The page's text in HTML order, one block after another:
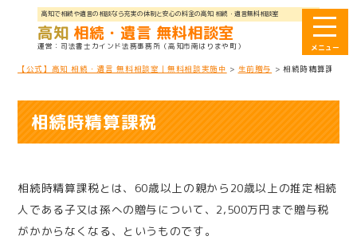
高知で相続や遺言の相談なら充実の体制と安心の料金の高知 相続・遺言無料相談室
高知 相続・遺言 無料相談室
司法書士カインド法務事務所 （高知市南はりまや町）
【公式】高知 相続・遺言 無料相談室｜無料相談実施中 > 生前贈与 >相続時精算課税
相続時精算課税
相続時精算課税とは、60歳以上の親から20歳以上の推定相続
人である子又は孫への贈与について、2,500万円まで贈与税
がかからなくなる、というものです。